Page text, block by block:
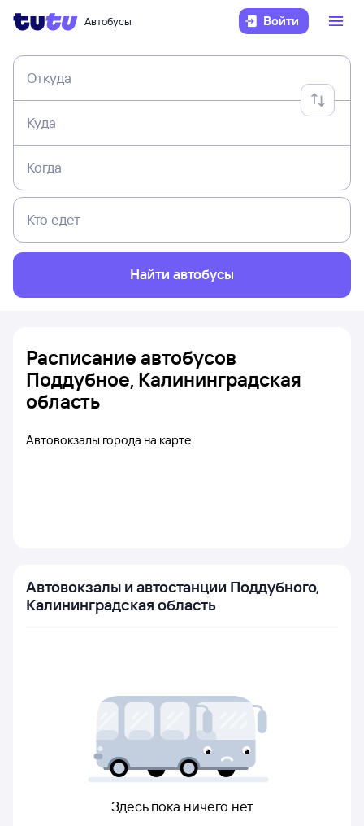
Автобусы Войти
Откуда
Куда
Когда
Кто едет
Найти автобусы
Расписание автобусов
Поддубное, Калининградская
область
Автовокзалы города на карте
Автовокзалы и автостанции Поддубного,
Калининградская область
Здесь пока ничего нет